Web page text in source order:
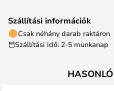
Szállítási információk
Csak néhány darab raktáron
Szállítási idő: 2-5 munkanap